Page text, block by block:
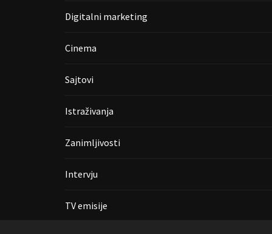
Digitalni marketing
Cinema
Sajtovi
Istraživanja
Zanimljivosti
Intervju
TV emisije